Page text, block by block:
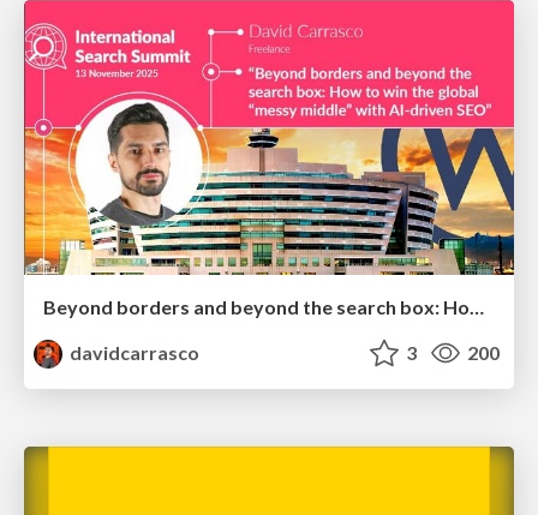
Beyond borders and beyond the search box: How to win the global "messy middle" with AI-driven SEO
davidcarrasco
3 200